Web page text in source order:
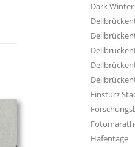
Dark
Einsturz
Hafentage